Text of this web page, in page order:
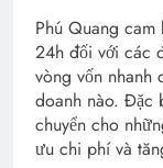
Phú Quang
24h đối với các
vòng vốn nhanh
doanh nào. Đặc
chuyển cho
ưu chi phí và